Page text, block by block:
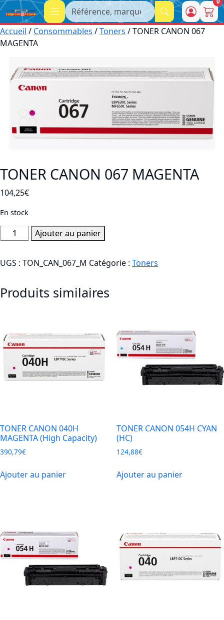
Recherche
Accueil / Consommables /Toners / TONER CANON 067
MAGENTA
TONER CANON 067 MAGENTA
104,25€
En stock
quantité
de
CANON
MAGENTA
Ajouter au panier
UGS : TON_CAN_067_M Catégorie : Toners
Produits similaires
TONER CANON 040H
MAGENTA (High Capacity)
390,79€
Ajouter au panier
TONER CANON 054H CYAN
(HC)
124,88€
Ajouter au panier